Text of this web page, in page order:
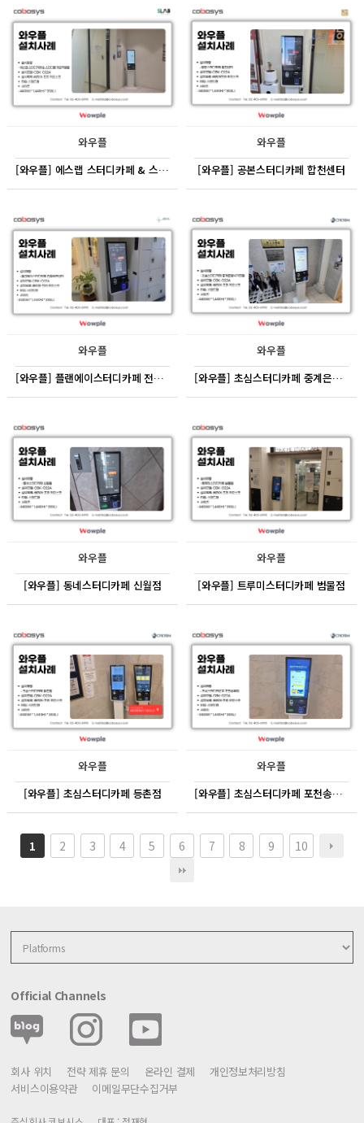
와우플
[와우플] 에스랩 스터디카페 & 스터디룸 개포직영점
와우플
[와우플] 공본스터디카페 합천센터
와우플
[와우플] 플랜에이스터디카페 전주에코센터
와우플
[와우플] 초심스터디카페 중계은행사거리점
와우플
[와우플] 동네스터디카페 신월점
와우플
[와우플] 트루미스터디카페 범물점
와우플
[와우플] 초심스터디카페 등촌점
와우플
[와우플] 초심스터디카페 포천송우점
1 2 3 4 5 6 7 8 9 10
Official Channels
회사 위치 전략 제휴 문의 온라인 결제
개인정보처리방침
서비스이용약관
이메일무단수집거부